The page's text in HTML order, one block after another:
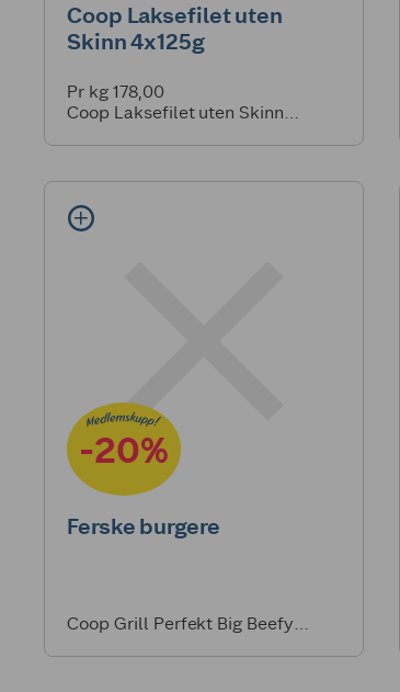
Coop Laksefilet uten
Skinn 4x125g
Pr kg 178,00
Coop Laksefilet uten Skinn
-20%
Ferske burgere
Coop Grill Perfekt Big Beefy